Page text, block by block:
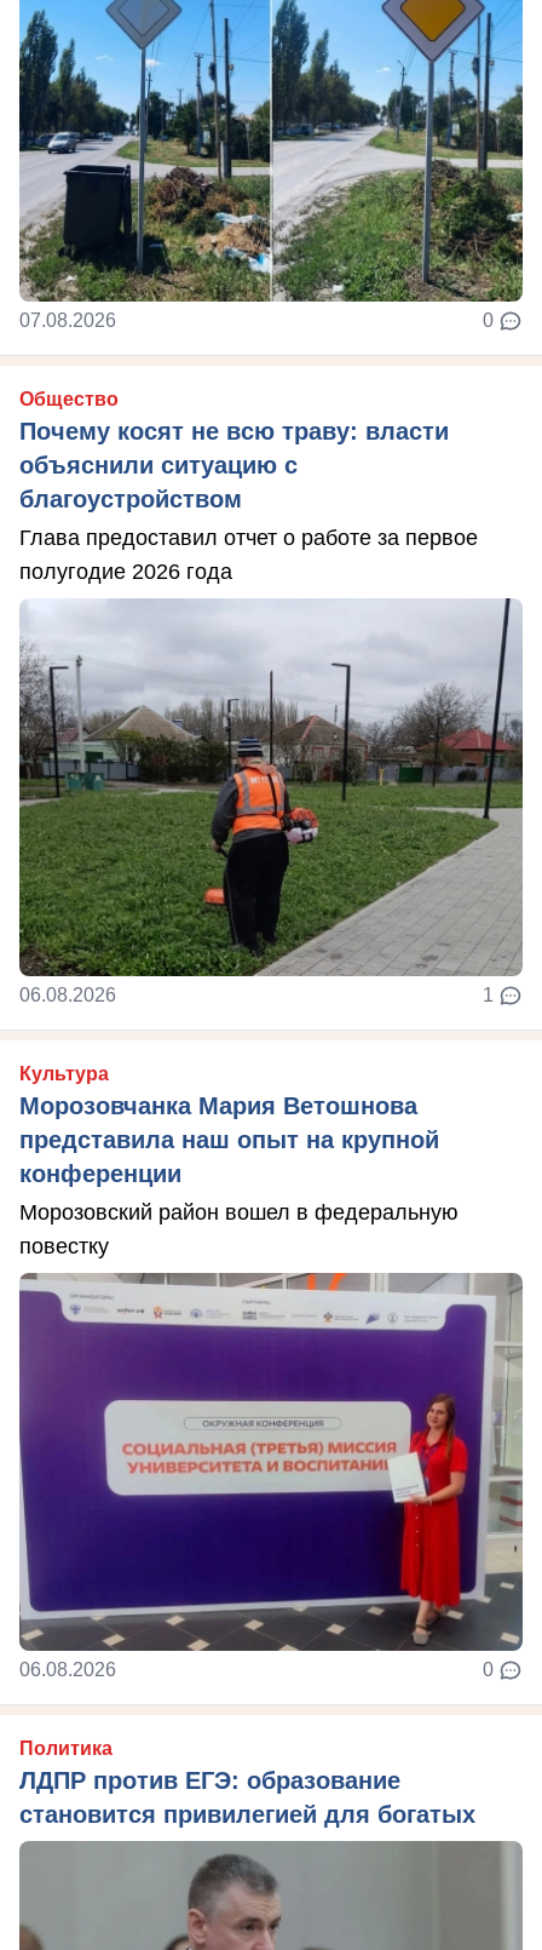
07.08.2026 0
Общество
Почему косят не всю траву: власти
объяснили ситуацию с
благоустройством
Глава предоставил отчет о работе за первое
полугодие 2026 года
06.08.2026 1
Культура
Морозовчанка Мария Ветошнова
представила наш опыт на крупной
конференции
Морозовский район вошел в федеральную
повестку
06.08.2026 0
Политика
ЛДПР против ЕГЭ: образование
становится привилегией для богатых